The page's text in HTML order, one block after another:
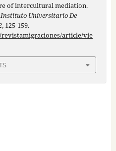
of intercultural mediation.
Universitario De
, 125-159.
article/vie